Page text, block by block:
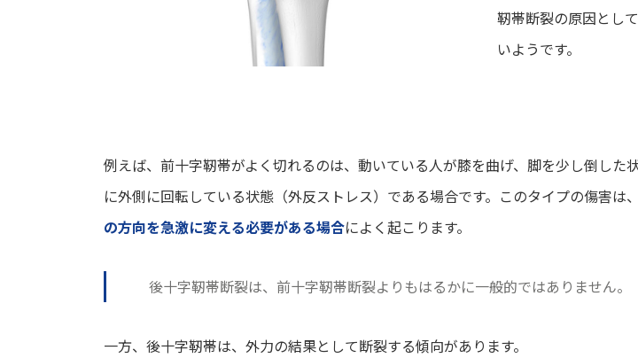
靭帯断裂の原因として
いようです。
例えば、前十字靭帯がよく切れるのは、動いている人が膝を曲げ、脚を少し倒した
に外側に回転している状態（外反ストレス）である場合です。このタイプの傷害は、
の方向を急激に変える必要がある場合によく起こります。
後十字靭帯断裂は、前十字靭帯断裂よりもはるかに一般的ではありません。
一方、後十字靭帯は、外力の結果として断裂する傾向があります。